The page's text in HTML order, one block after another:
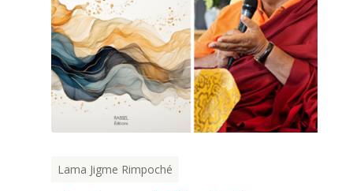
Lama Jigme Rimpoché